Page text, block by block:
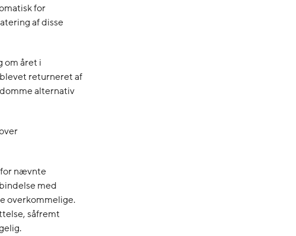
for
af disse
om året i
returneret af
alternativ
nævnte
med
overkommelige.
såfremt